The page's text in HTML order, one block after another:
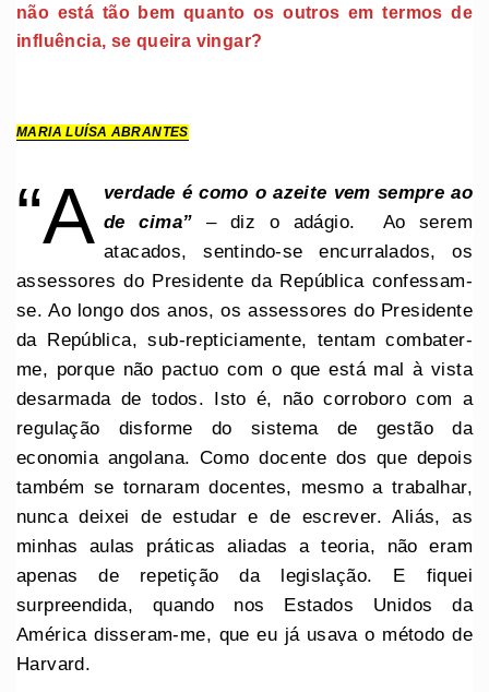
não está tão bem quanto os outros em termos de
influência, se queira vingar?
MARIA LUÍSA ABRANTES
“A verdade é como o azeite vem sempre ao
de cima” – diz o adágio. Ao serem
atacados, sentindo-se encurralados, os
assessores do Presidente da República confessam-
se. Ao longo dos anos, os assessores do Presidente
da República, sub-repticiamente, tentam combater-
me, porque não pactuo com o que está mal à vista
desarmada de todos. Isto é, não corroboro com a
regulação disforme do sistema de gestão da
economia angolana. Como docente dos que depois
também se tornaram docentes, mesmo a trabalhar,
nunca deixei de estudar e de escrever. Aliás, as
minhas aulas práticas aliadas a teoria, não eram
apenas de repetição da legislação. E fiquei
surpreendida, quando nos Estados Unidos da
América disseram-me, que eu já usava o método de
Harvard.